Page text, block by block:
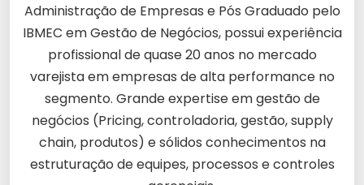
Administração de Empresas e Pós Graduado pelo
IBMEC em Gestão de Negócios, possui experiência
profissional de quase 20 anos no mercado
varejista em empresas de alta performance no
segmento. Grande expertise em gestão de
negócios (Pricing, controladoria, gestão, supply
chain, produtos) e sólidos conhecimentos na
estruturação de equipes, processos e controles